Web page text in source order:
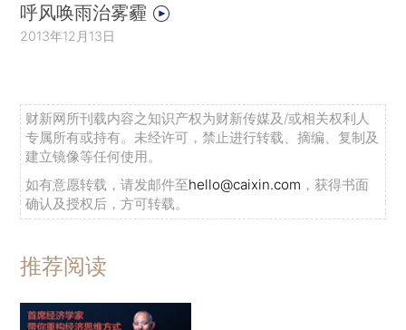
呼风唤雨治雾霾
2013年12月13日
财新网所刊载内容之知识产权为财新传媒及/或相关权利人
专属所有或持有。未经许可，禁止进行转载、摘编、复制及
建立镜像等任何使用。
如有意愿转载，请发邮件至hello@caixin.com ，获得书面
确认及授权后，方可转载。
推荐阅读